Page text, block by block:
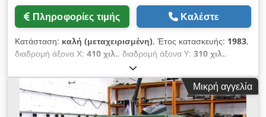
Πληροφορίες τιμής Καλέστε
Κατάσταση: καλή (μεταχειρισμένη), Έτος κατασκευής: 1983,
διαδρομή άξονα Χ: 410 χιλ., διαδρομή άξονα Y: 310 χιλ.,
, Έλεγχος: Θέσης και διαδρομής,
συμπεριλαμβανομένης οθόνης HEIDENHAIN TNC 135 3
αξόνων χειροκίνητος πίνακας ελέγχου ΤΕΧΝΙΚΑ ΔΕΔΟΜΕΝΑ
Περιοχή εργασίας Άξονας X (διαμήκης) χειροκίνητα/αυτόματα:
Μικρή αγγελία